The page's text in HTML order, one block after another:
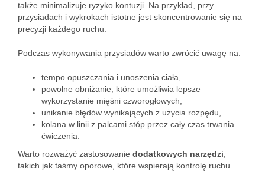
także minimalizuje ryzyko kontuzji. Na przykład, przy
przysiadach i wykrokach istotne jest skoncentrowanie się na
precyzji każdego ruchu.
Podczas wykonywania przysiadów warto zwrócić uwagę na:
tempo opuszczania i unoszenia ciała,
powolne obniżanie, które umożliwia lepsze
wykorzystanie mięśni czworogłowych,
unikanie błędów wynikających z użycia rozpędu,
kolana w linii z palcami stóp przez cały czas trwania
ćwiczenia.
Warto rozważyć zastosowanie dodatkowych narzędzi
takich jak taśmy oporowe, które wspierają kontrolę ruchu